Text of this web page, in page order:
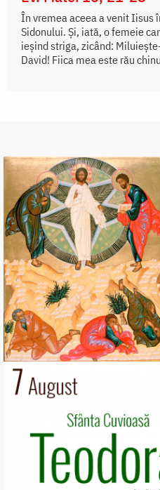
În vremea aceea a venit Iisus
Sidonului. Și, iată, o femeie
ieșind striga, zicând:
David! Fiica mea este rău